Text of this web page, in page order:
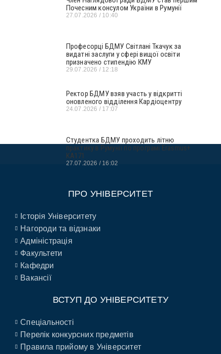
Почесним консулом України в Румунії
27.07.2026 10:40
Професорці БДМУ Світлані Ткачук за
видатні заслуги у сфері вищої освіти
призначено стипендію КМУ
29.07.2026 12:18
Ректор БДМУ взяв участь у відкритті
оновленого відділення Кардіоцентру
24.07.2026 17:07
Студентка БДМУ проходить літню
практику в Румунії по програмі Erasmus+
KA171
27.07.2026 16:02
ПРО УНІВЕРСИТЕТ
Історія Університету
Нагороди та відзнаки
Адміністрація
Факультети
Кафедри
Вакансії
ВСТУП ДО УНІВЕРСИТЕТУ
Спеціальності
Перелік конкурсних предметів
Правила прийому в Університет